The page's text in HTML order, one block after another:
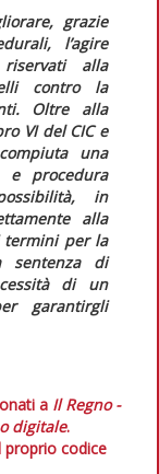
grazie
l’agire
alla
contro la
Oltre alla
VI del CICe
una
e procedura
in
alla
termini per la
sentenza di
di un
garantirgli
a Il Regno -
digitale.
proprio codice